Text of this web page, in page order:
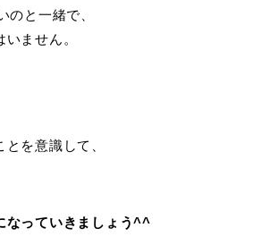
のと一緒で、
ません。
を意識して、
なっていきましょう^^